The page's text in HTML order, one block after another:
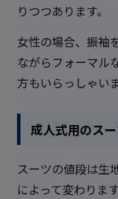
りつつあります。
女性の場合、振袖
ながらフォーマル
方もいらっしゃいま
成人式用のス
スーツの値段は生
によって変わりま